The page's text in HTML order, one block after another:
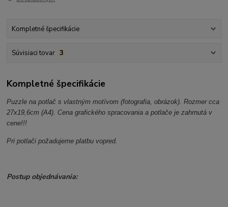
Kompletné špecifikácie
Súvisiaci tovar 3
Kompletné špecifikácie
Puzzle na potlač s vlastným motívom (fotografia, obrázok). Rozmer cca
27x19,6cm (A4). Cena grafického spracovania a potlače je zahrnutá v
cene!!!
Pri potlači požadujeme platbu vopred.
Postup objednávania: